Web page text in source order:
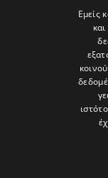
της εφημερίδας
ματιές. Βλέπουμε
Εμείς